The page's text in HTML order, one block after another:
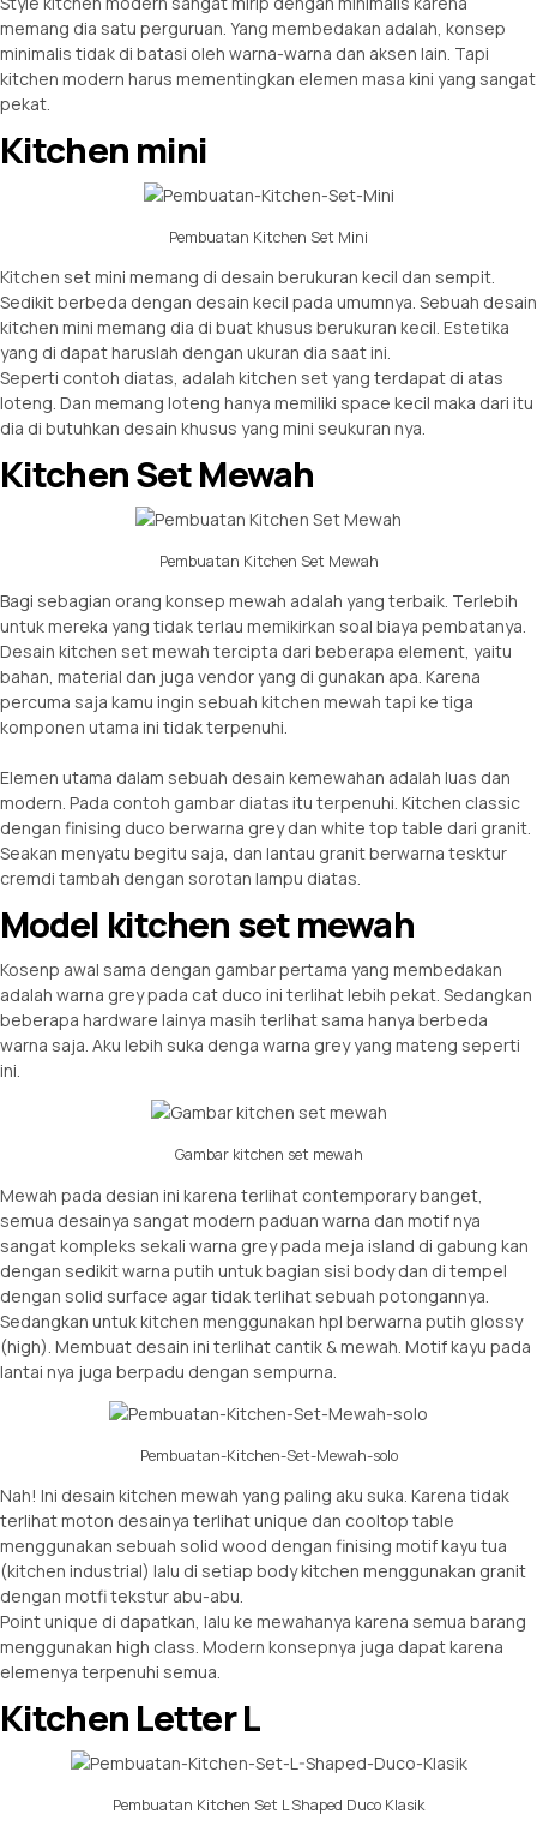
memang dia satu perguruan. Yang membedakan adalah, konsep
minimalis tidak di batasi oleh warna-warna dan aksen lain. Tapi
kitchen modern harus mementingkan elemen masa kini yang sangat
pekat.
Kitchen mini
Pembuatan Kitchen Set Mini
Kitchen set mini memang di desain berukuran kecil dan sempit.
Sedikit berbeda dengan desain kecil pada umumnya. Sebuah desain
kitchen mini memang dia di buat khusus berukuran kecil. Estetika
yang di dapat haruslah dengan ukuran dia saat ini.
Seperti contoh diatas, adalah kitchen set yang terdapat di atas
loteng. Dan memang loteng hanya memiliki space kecil maka dari itu
dia di butuhkan desain khusus yang mini seukuran nya.
Kitchen Set Mewah
Pembuatan Kitchen Set Mewah
Bagi sebagian orang konsep mewah adalah yang terbaik. Terlebih
untuk mereka yang tidak terlau memikirkan soal biaya pembatanya.
Desain kitchen set mewah tercipta dari beberapa element, yaitu
bahan, material dan juga vendor yang di gunakan apa. Karena
percuma saja kamu ingin sebuah kitchen mewah tapi ke tiga
komponen utama ini tidak terpenuhi.
Elemen utama dalam sebuah desain kemewahan adalah luas dan
modern. Pada contoh gambar diatas itu terpenuhi. Kitchen classic
dengan finising duco berwarna grey dan white top table dari granit.
Seakan menyatu begitu saja, dan lantau granit berwarna tesktur
cremdi tambah dengan sorotan lampu diatas.
Model kitchen set mewah
Kosenp awal sama dengan gambar pertama yang membedakan
adalah warna grey pada cat duco ini terlihat lebih pekat. Sedangkan
beberapa hardware lainya masih terlihat sama hanya berbeda
warna saja. Aku lebih suka denga warna grey yang mateng seperti
ini.
Gambar kitchen set mewah
Mewah pada desian ini karena terlihat contemporary banget,
semua desainya sangat modern paduan warna dan motif nya
sangat kompleks sekali warna grey pada meja island di gabung kan
dengan sedikit warna putih untuk bagian sisi body dan di tempel
dengan solid surface agar tidak terlihat sebuah potongannya.
Sedangkan untuk kitchen menggunakan hpl berwarna putih glossy
(high). Membuat desain ini terlihat cantik & mewah. Motif kayu pada
lantai nya juga berpadu dengan sempurna.
Pembuatan-Kitchen-Set-Mewah-solo
Nah! Ini desain kitchen mewah yang paling aku suka. Karena tidak
terlihat moton desainya terlihat unique dan cooltop table
menggunakan sebuah solid wood dengan finising motif kayu tua
(kitchen industrial) lalu di setiap body kitchen menggunakan granit
dengan motfi tekstur abu-abu.
Point unique di dapatkan, lalu ke mewahanya karena semua barang
menggunakan high class. Modern konsepnya juga dapat karena
elemenya terpenuhi semua.
Kitchen Letter L
Pembuatan Kitchen Set L Shaped Duco Klasik